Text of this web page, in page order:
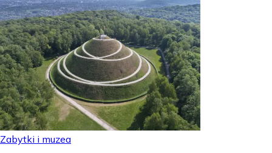
Zabytki i muzea